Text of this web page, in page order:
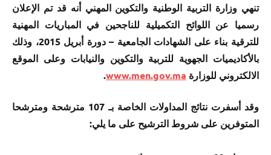
تنهي وزارة التربية الوطنية والتكوين المهني أنه قد تم الإعلان
رسميا عن اللوائح التكميلية للناجحين في المباريات المهنية
للترقية بناء على الشهادات الجامعية – دورة أبريل 2015، وذلك
بالأكاديميات الجهوية للتربية والتكوين والنيابات وعلى الموقع
الالكتروني للوزارة www.men.gov.ma
.
وقد أسفرت نتائج المداولات الخاصة بـ 107 مترشحة ومترشحا
المتوفرين على شروط الترشيح على ما يلي: